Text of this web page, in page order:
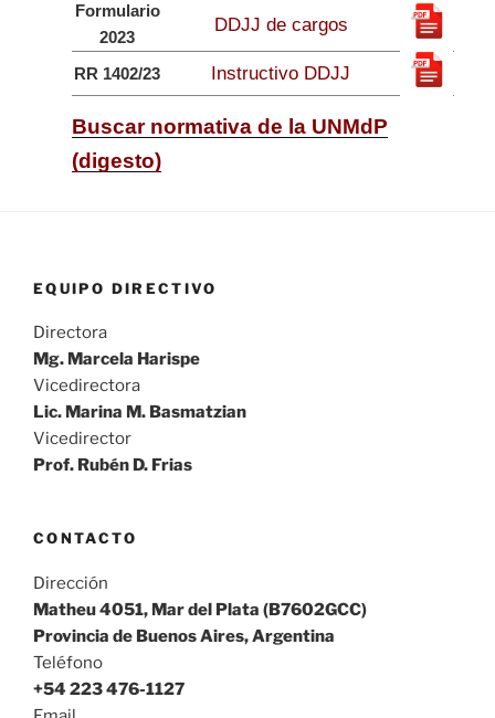
Formulario
2023
DDJJ de cargos
RR 1402/23 Instructivo DDJJ
Buscar normativa de la UNMdP
(digesto)
EQUIPO DIRECTIVO
Directora
Mg. Marcela Harispe
Vicedirectora
Lic. Marina M. Basmatzian
Vicedirector
Prof. Rubén D. Frias
CONTACTO
Dirección
Matheu 4051, Mar del Plata (B7602GCC)
Provincia de Buenos Aires, Argentina
Teléfono
+54 223 476-1127